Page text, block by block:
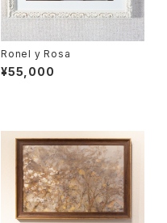
Ronel y Rosa
¥55,000